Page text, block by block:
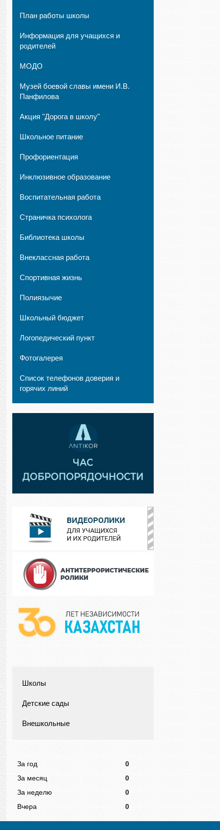
План работы школы
Информация для учащихся и
родителей
МОДО
Музей боевой славы имени И.В.
Панфилова
Акция "Дорога в школу"
Школьное питание
Профориентация
Инклюзивное образование
Воспитательная работа
Страничка психолога
Библиотека школы
Внеклассная работа
Спортивная жизнь
Полиязычие
Школьный бюджет
Логопедический пункт
Фотогалерея
Список телефонов доверия и
горячих линий
Школы
Детские сады
Внешкольные
За год
0
За месяц
0
За неделю
0
Вчера
0